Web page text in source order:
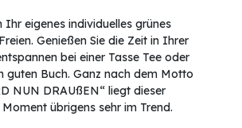
Ihr eigenes individuelles grünes
Genießen Sie die Zeit in Ihrer
bei einer Tasse Tee oder
guten Buch. Ganz nach dem Motto
NUN DRAUßEN“ liegt dieser
übrigens sehr im Trend.